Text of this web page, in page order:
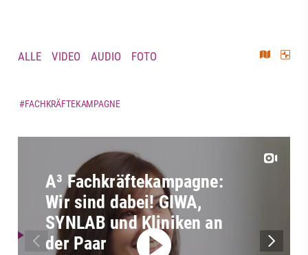
ALLE VIDEO AUDIO FOTO
#FACHKRÄFTEKAMPAGNE
A³ Fachkräftekampagne:
Wir sind dabei! GIWA,
SYNLAB und Kliniken an
der Paar